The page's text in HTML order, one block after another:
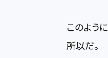
このよう
所以だ。